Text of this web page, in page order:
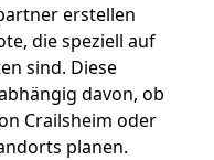
erstellen
die speziell auf
sind. Diese
davon, ob
Crailsheim oder
planen.